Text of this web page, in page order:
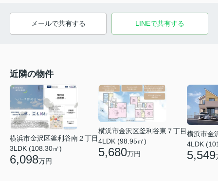
メールで共有する LINEで共有する
近隣の物件
横浜市金沢区釜利谷南２丁目
3LDK (108.30㎡)
6,098万円
横浜市金沢区釜利谷東７丁目
4LDK (98.95㎡)
5,680万円
横浜市金
4LDK
5,549